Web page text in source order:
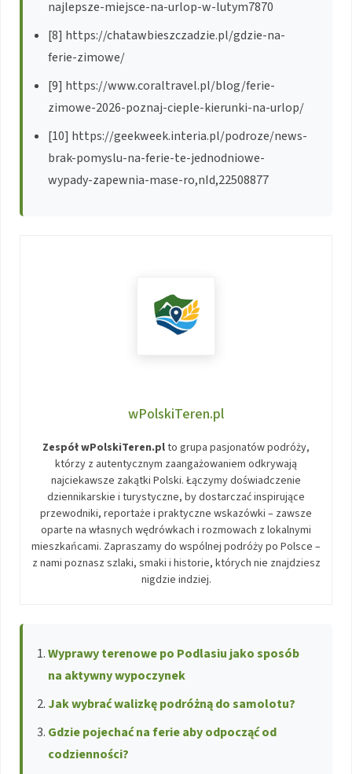
najlepsze-miejsce-na-urlop-w-lutym7870
[8] https://chatawbieszczadzie.pl/gdzie-na-
ferie-zimowe/
[9] https://www.coraltravel.pl/blog/ferie-
zimowe-2026-poznaj-cieple-kierunki-na-urlop/
[10] https://geekweek.interia.pl/podroze/news-
brak-pomyslu-na-ferie-te-jednodniowe-
wypady-zapewnia-mase-ro,nId,22508877
wPolskiTeren.pl
Zespół wPolskiTeren.plto grupa pasjonatów podróży,
którzy z autentycznym zaangażowaniem odkrywają
najciekawsze zakątki Polski. Łączymy doświadczenie
dziennikarskie i turystyczne, by dostarczać inspirujące
przewodniki, reportaże i praktyczne wskazówki – zawsze
oparte na własnych wędrówkach i rozmowach z lokalnymi
mieszkańcami. Zapraszamy do wspólnej podróży po Polsce –
z nami poznasz szlaki, smaki i historie, których nie znajdziesz
nigdzie indziej.
Wyprawy terenowe po Podlasiu jako sposób
na aktywny wypoczynek
Jak wybrać walizkę podróżną do samolotu?
Gdzie pojechać na ferie aby odpocząć od
codzienności?